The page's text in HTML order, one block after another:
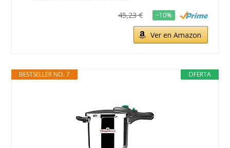
45,23 € −10%
Ver en Amazon
OFERTA
BESTSELLER NO. 7